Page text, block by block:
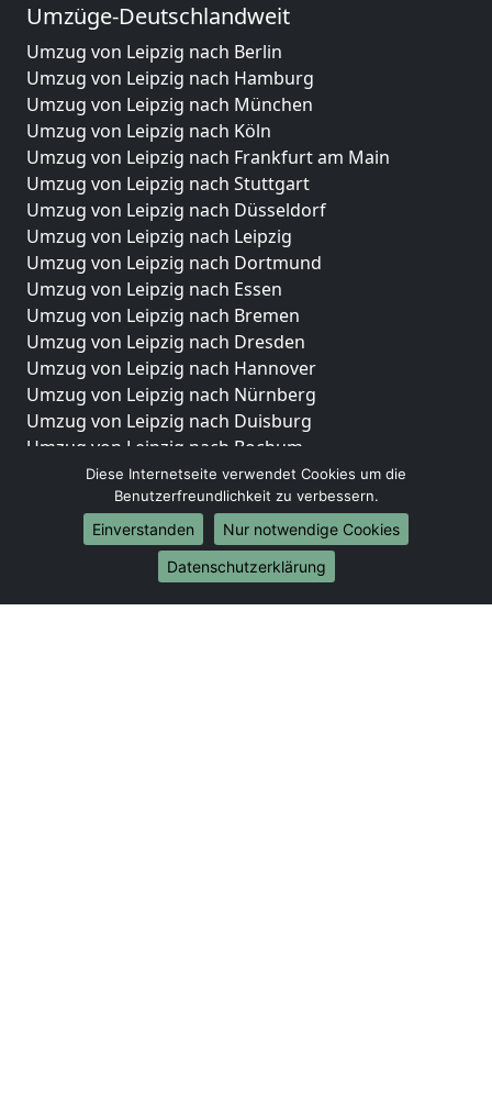
Umzüge-Deutschlandweit
Umzug von Leipzig nach Berlin
Umzug von Leipzig nach Hamburg
Umzug von Leipzig nach München
Umzug von Leipzig nach Köln
Umzug von Leipzig nach Frankfurt am Main
Umzug von Leipzig nach Stuttgart
Umzug von Leipzig nach Düsseldorf
Umzug von Leipzig nach Leipzig
Umzug von Leipzig nach Dortmund
Umzug von Leipzig nach Essen
Umzug von Leipzig nach Bremen
Umzug von Leipzig nach Dresden
Umzug von Leipzig nach Hannover
Umzug von Leipzig nach Nürnberg
Umzug von Leipzig nach Duisburg
Umzug von Leipzig nach Bochum
Umzug von Leipzig nach Wuppertal
Umzug von Leipzig nach Bielefeld
Umzug von Leipzig nach Bonn
Umzug von Leipzig nach Münster
Diese Internetseite verwendet Cookies um die
Benutzerfreundlichkeit zu verbessern.
Einverstanden
Nur notwendige Cookies
Datenschutzerklärung